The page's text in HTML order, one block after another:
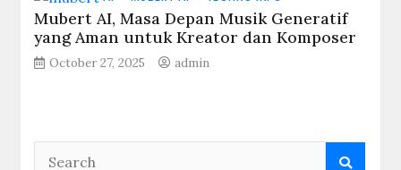
Mubert AI, Masa Depan Musik Generatif
yang Aman untuk Kreator dan Komposer
October 27, 2025 admin